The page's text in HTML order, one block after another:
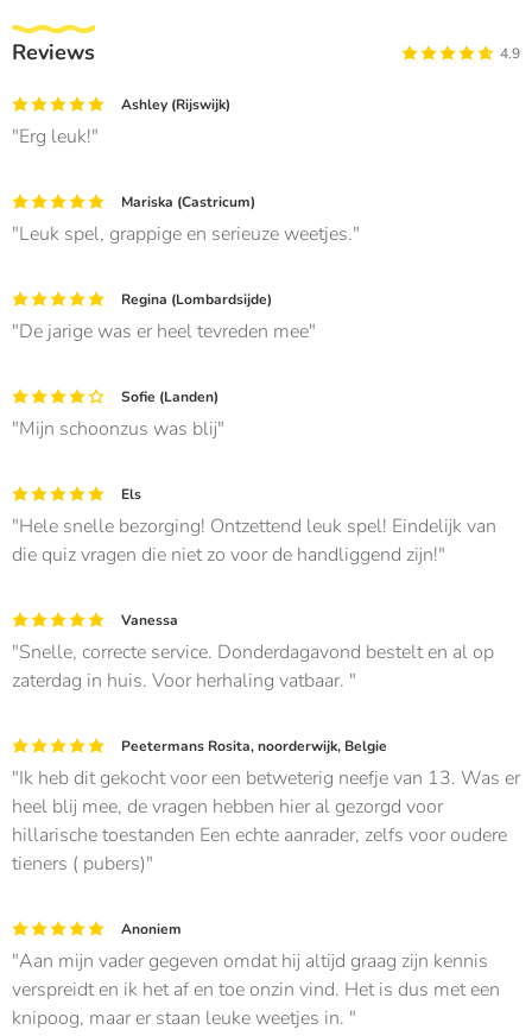
Reviews 4.9
Ashley (Rijswijk)
Erg leuk!
Mariska (Castricum)
Leuk spel, grappige en serieuze weetjes.
Regina (Lombardsijde)
De jarige was er heel tevreden mee
Sofie (Landen)
Mijn schoonzus was blij
Els
Hele snelle bezorging! Ontzettend leuk spel! Eindelijk van
die quiz vragen die niet zo voor de handliggend zijn!
Vanessa
Snelle, correcte service. Donderdagavond bestelt en al op
zaterdag in huis. Voor herhaling vatbaar.
Peetermans Rosita, noorderwijk, Belgie
Ik heb dit gekocht voor een betweterig neefje van 13. Was er
heel blij mee, de vragen hebben hier al gezorgd voor
hillarische toestanden Een echte aanrader, zelfs voor oudere
tieners ( pubers)
Anoniem
Aan mijn vader gegeven omdat hij altijd graag zijn kennis
verspreidt en ik het af en toe onzin vind. Het is dus met een
knipoog, maar er staan leuke weetjes in.